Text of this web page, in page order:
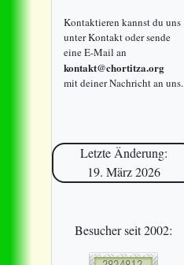
Kontaktieren kannst du uns
unter Kontakt oder sende
eine E-Mail an
kontakt@chortitza.org
mit deiner Nachricht an uns.
Letzte Änderung:
19. März 2026
Besucher seit 2002: